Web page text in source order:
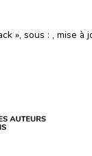
», sous : , mise à